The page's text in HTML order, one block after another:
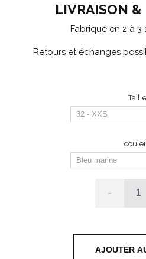
LIVRAISON &
Fabriqué en 2 à 3
Retours et échanges
Taille
-
AJOUTER